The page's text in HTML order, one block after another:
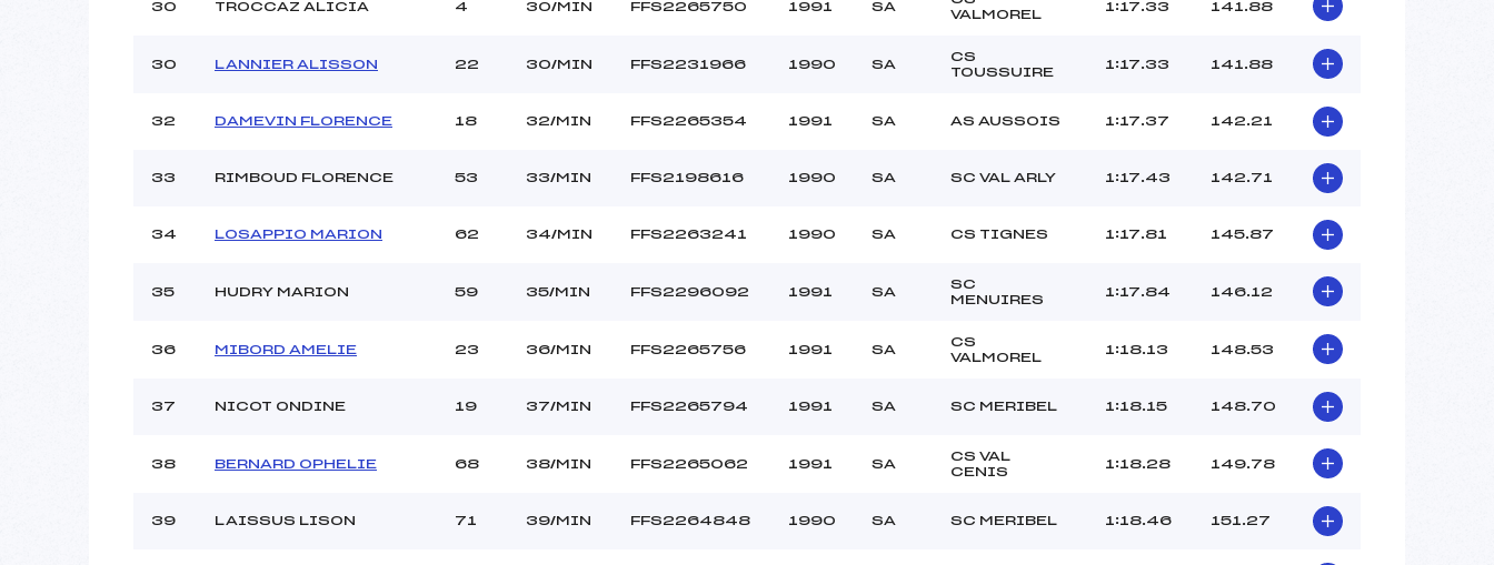
30 TROCCAZ ALICIA 4 30/MIN FFS2265750 1991 SA
VALMOREL
1:17.33 141.88
30 LANNIER ALISSON 22 30/MIN FFS2231966 1990 SA
CS
TOUSSUIRE
1:17.33 141.88
32 DAMEVIN FLORENCE 18 32/MIN FFS2265354 1991 SA AS AUSSOIS 1:17.37 142.21
33 RIMBOUD FLORENCE 53 33/MIN FFS2198616 1990 SA SC VAL ARLY 1:17.43 142.71
34 LOSAPPIO MARION 62 34/MIN FFS2263241 1990 SA CS TIGNES 1:17.81 145.87
35 HUDRY MARION 59 35/MIN FFS2296092 1991 SA
SC
MENUIRES
1:17.84 146.12
36 MIBORD AMELIE 23 36/MIN FFS2265756 1991 SA
CS
VALMOREL
1:18.13 148.53
37 NICOT ONDINE 19 37/MIN FFS2265794 1991 SA SC MERIBEL 1:18.15 148.70
38 BERNARD OPHELIE 68 38/MIN FFS2265062 1991 SA
CS VAL
CENIS
1:18.28 149.78
39 LAISSUS LISON 71 39/MIN FFS2264848 1990 SA SC MERIBEL 1:18.46 151.27